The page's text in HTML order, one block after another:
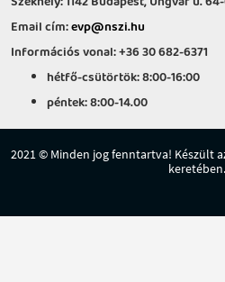
Email cím:evp@nszi.hu
Információs vonal: +36 30 682-6371
hétfő-csütörtök: 8:00-16:00
péntek: 8:00-14.00
2021 © Minden jog fenntartva! Készült
keretében.